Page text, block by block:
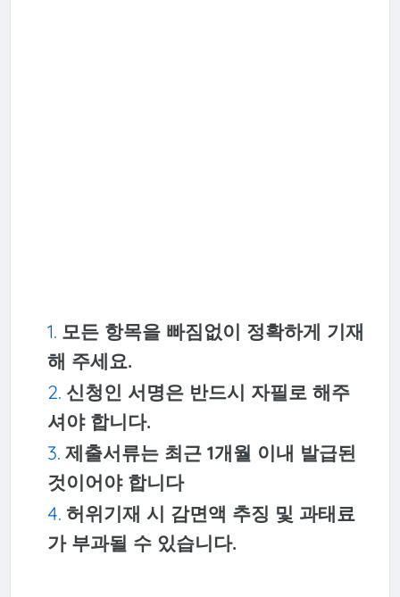
모든 항목을 빠짐없이 정확하게 기재
해 주세요.
신청인 서명은 반드시 자필로 해주
셔야 합니다.
제출서류는 최근 1개월 이내 발급된
것이어야 합니다
허위기재 시 감면액 추징 및 과태료
가 부과될 수 있습니다.